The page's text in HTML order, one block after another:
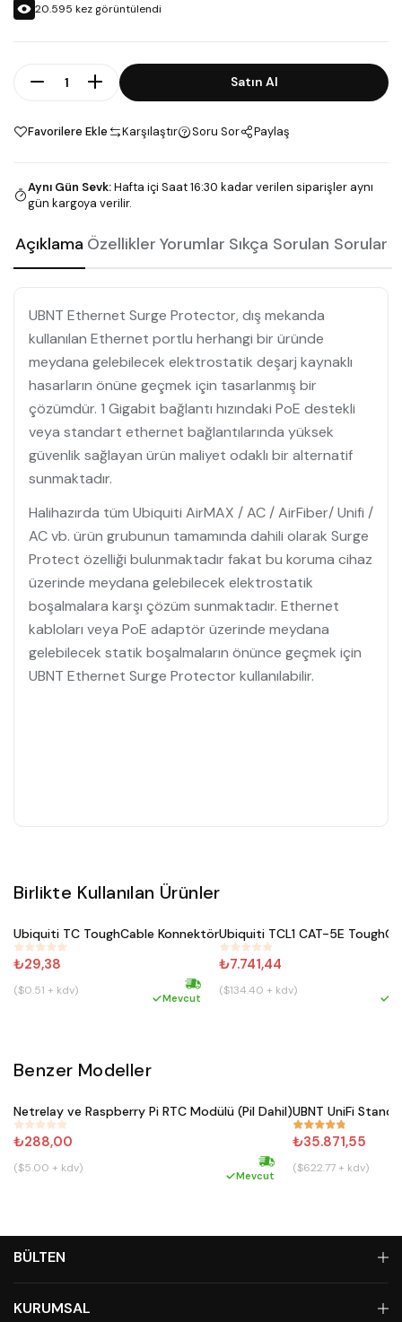
20.595 kez görüntülendi
Adet Satın Al
Favorilere Ekle Karşılaştır Soru Sor Paylaş
Aynı Gün Sevk:Hafta içi Saat 16:30 kadar verilen siparişler aynı
gün kargoya verilir.
Açıklama Özellikler Yorumlar Sıkça Sorulan Sorular
UBNT Ethernet Surge Protector, dış mekanda
kullanılan Ethernet portlu herhangi bir üründe
meydana gelebilecek elektrostatik deşarj kaynaklı
hasarların önüne geçmek için tasarlanmış bir
çözümdür. 1 Gigabit bağlantı hızındaki PoE destekli
veya standart ethernet bağlantılarında yüksek
güvenlik sağlayan ürün maliyet odaklı bir alternatif
sunmaktadır.
Halihazırda tüm Ubiquiti AirMAX / AC / AirFiber/ Unifi /
AC vb. ürün grubunun tamamında dahili olarak Surge
Protect özelliği bulunmaktadır fakat bu koruma cihaz
üzerinde meydana gelebilecek elektrostatik
boşalmalara karşı çözüm sunmaktadır. Ethernet
kabloları veya PoE adaptör üzerinde meydana
gelebilecek statik boşalmaların önünce geçmek için
UBNT Ethernet Surge Protector kullanılabilir.
Birlikte Kullanılan Ürünler
#328
Satın Al
Ubiquiti TC ToughCable Konnektör
₺29,38
($0.51 + kdv) Hızlı kargo
Mevcut
#474
Ubiquiti TCL1 CAT-5E
₺7.741,44
($134.40 + kdv)
Benzer Modeller
#911
Satın Al
Netrelay ve Raspberry Pi RTC Modülü (Pil Dahil)
₺288,00
($5.00 + kdv) Hızlı kargo
Mevcut
#861
UBNT UniFi
₺35.871,55
($622.77 + kdv)
BÜLTEN
KURUMSAL